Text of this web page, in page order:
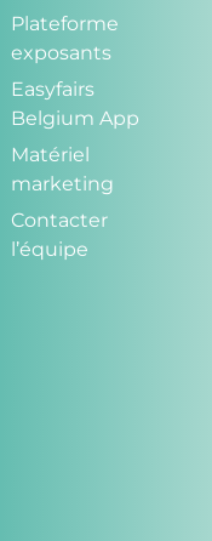
Plateforme
exposants
Easyfairs
Belgium App
Matériel
marketing
Contacter
l’équipe